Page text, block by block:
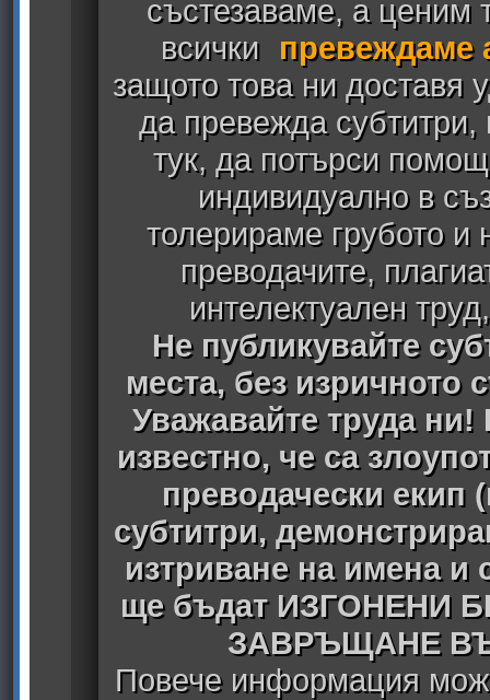
състезаваме, а ценим
всички
превеждаме
защото това ни доставя
да превежда
тук, да потърси
индивидуално в
толерираме грубото
преводачите,
интелектуален
Не публикувайте
места, без изричното
Уважавайте труда ни!
известно, че са
преводачески екип
субтитри,
изтриване на имена
ще бъдат ИЗГОНЕНИ
ЗАВРЪЩАНЕ
Повече информация